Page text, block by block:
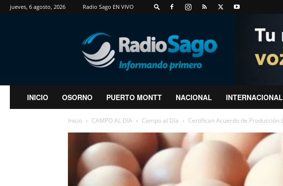
jueves, 6 agosto, 2026 Radio Sago EN VIVO
RadioSago
INICIO OSORNO PUERTO MONTT NACIONAL INTERNACIONAL
Inicio CAMPO AL DIA Campo al Día Certifican Acuerdo de Producción